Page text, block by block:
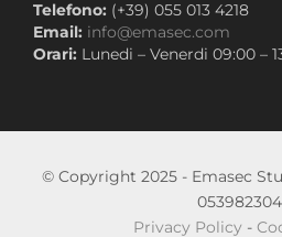
Telefono: (+39) 055 013 4218
Email: info@emasec.com
Orari: Lunedi – Venerdi 09:00 –
© Copyright 2025 - Emasec
Privacy Policy -